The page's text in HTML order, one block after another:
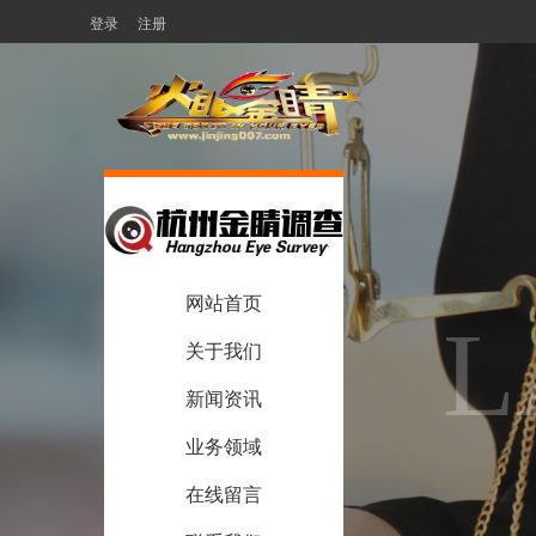
登录 注册
网站首页
关于我们
新闻资讯
业务领域
在线留言